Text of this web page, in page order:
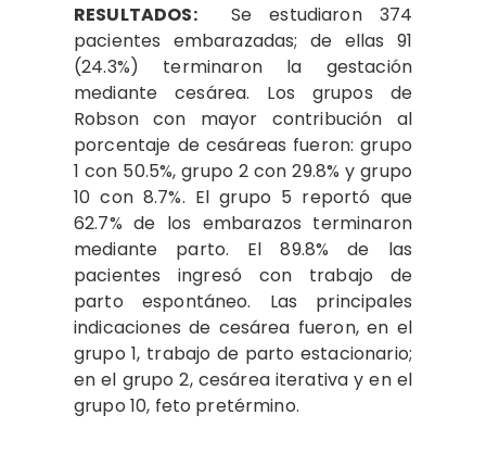
RESULTADOS:
Se estudiaron 374
pacientes embarazadas; de ellas 91
(24.3%) terminaron la gestación
mediante cesárea. Los grupos de
Robson con mayor contribución al
porcentaje de cesáreas fueron: grupo
1 con 50.5%, grupo 2 con 29.8% y grupo
10 con 8.7%. El grupo 5 reportó que
62.7% de los embarazos terminaron
mediante parto. El 89.8% de las
pacientes ingresó con trabajo de
parto espontáneo. Las principales
indicaciones de cesárea fueron, en el
grupo 1, trabajo de parto estacionario;
en el grupo 2, cesárea iterativa y en el
grupo 10, feto pretérmino.